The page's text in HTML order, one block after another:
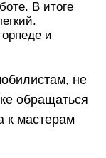
В итоге
и
не
обращаться
к мастерам